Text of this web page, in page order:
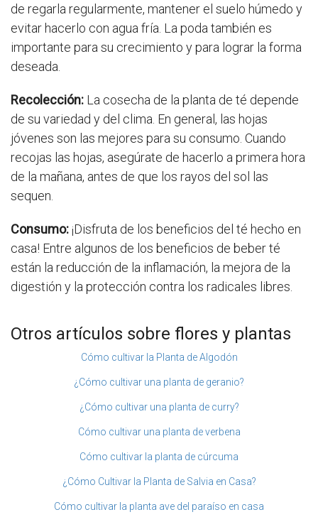
de regarla regularmente, mantener el suelo húmedo y
evitar hacerlo con agua fría. La poda también es
importante para su crecimiento y para lograr la forma
deseada.
Recolección: La cosecha de la planta de té depende
de su variedad y del clima. En general, las hojas
jóvenes son las mejores para su consumo. Cuando
recojas las hojas, asegúrate de hacerlo a primera hora
de la mañana, antes de que los rayos del sol las
sequen.
Consumo:¡Disfruta de los beneficios del té hecho en
casa! Entre algunos de los beneficios de beber té
están la reducción de la inflamación, la mejora de la
digestión y la protección contra los radicales libres.
Otros artículos sobre flores y plantas
Cómo cultivar la Planta de Algodón
¿Cómo cultivar una planta de geranio?
¿Cómo cultivar una planta de curry?
Cómo cultivar una planta de verbena
Cómo cultivar la planta de cúrcuma
¿Cómo Cultivar la Planta de Salvia en Casa?
Cómo cultivar la planta ave del paraíso en casa